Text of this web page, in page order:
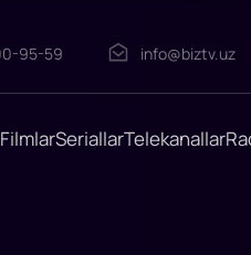
95-59 info@biztv.uz
FilmlarSeriallarTelekanallar